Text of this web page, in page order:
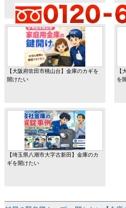
【大阪府吹田市桃山台】金庫のカギを
開けたい
【
を
【埼玉県八潮市大字古新田】金庫のカ
ギを開けたい